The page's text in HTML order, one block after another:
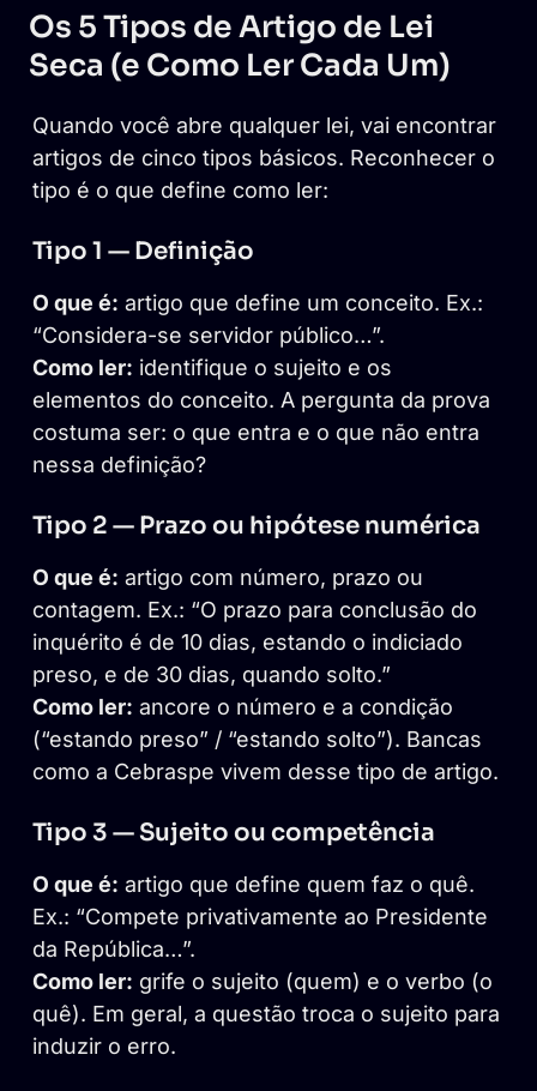
Os 5 Tipos de Artigo de Lei
Seca (e Como Ler Cada Um)
Quando você abre qualquer lei, vai encontrar
artigos de cinco tipos básicos. Reconhecer o
tipo é o que define como ler:
Tipo 1 — Definição
O que é: artigo que define um conceito. Ex.:
“Considera-se servidor público…”.
Como ler: identifique o sujeito e os
elementos do conceito. A pergunta da prova
costuma ser: o que entra e o que não entra
nessa definição?
Tipo 2 — Prazo ou hipótese numérica
O que é: artigo com número, prazo ou
contagem. Ex.: “O prazo para conclusão do
inquérito é de 10 dias, estando o indiciado
preso, e de 30 dias, quando solto.”
Como ler: ancore o número e a condição
(“estando preso” / “estando solto”). Bancas
como a Cebraspe vivem desse tipo de artigo.
Tipo 3 — Sujeito ou competência
O que é: artigo que define quem faz o quê.
Ex.: “Compete privativamente ao Presidente
da República…”.
Como ler: grife o sujeito (quem) e o verbo (o
quê). Em geral, a questão troca o sujeito para
induzir o erro.